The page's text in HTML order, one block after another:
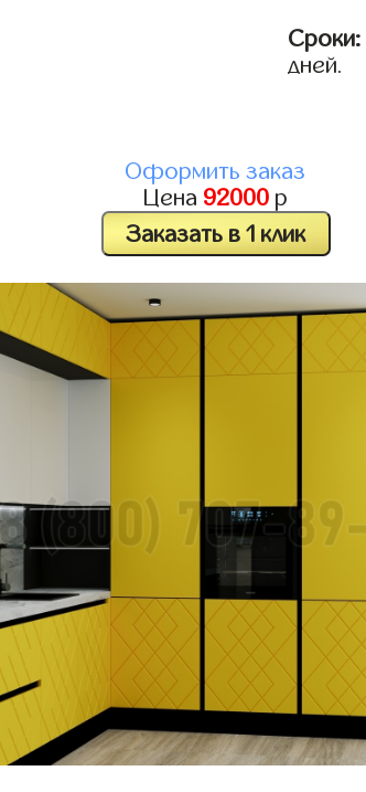
Сроки:
дней.
Оформить заказ
Цена 92000 р
Заказать в 1 клик